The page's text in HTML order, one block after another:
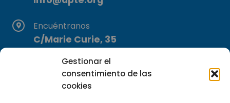
Gestionar el
consentimiento de las
cookies
Encuéntranos
C/Marie Curie, 35